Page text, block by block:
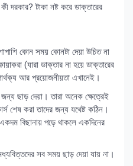
দরকার? টাকা নষ্ট করে ডাক্তারের
কোন সময় কোনটা দেয়া উচিত না
(যারা ডাক্তার না হয়ে ডাক্তারের
আর প্রয়োজনীয়তা এখানেই।
ছাড় দেয়া। তারা অনেক ক্ষেত্রেই
শেষ করা তাদের জন্য যথেষ্ট কঠিন।
বিছানায় পড়ে থাকলে একদিনের
সব সময় ছাড় দেয়া যায় না।